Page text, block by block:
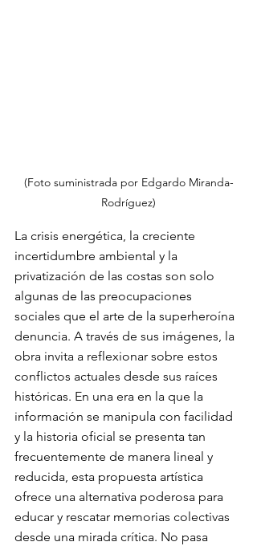
(Foto suministrada por Edgardo Miranda-
Rodríguez)
La crisis energética, la creciente
incertidumbre ambiental y la
privatización de las costas son solo
algunas de las preocupaciones
sociales que el arte de la superheroína
denuncia. A través de sus imágenes, la
obra invita a reflexionar sobre estos
conflictos actuales desde sus raíces
históricas. En una era en la que la
información se manipula con facilidad
y la historia oficial se presenta tan
frecuentemente de manera lineal y
reducida, esta propuesta artística
ofrece una alternativa poderosa para
educar y rescatar memorias colectivas
desde una mirada crítica. No pasa